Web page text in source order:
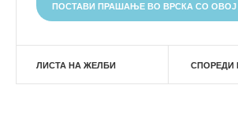
ПОСТАВИ ПРАШАЊЕ ВО ВРСКА СО ОВОЈ
ЛИСТА НА ЖЕЛБИ СПОРЕДИ